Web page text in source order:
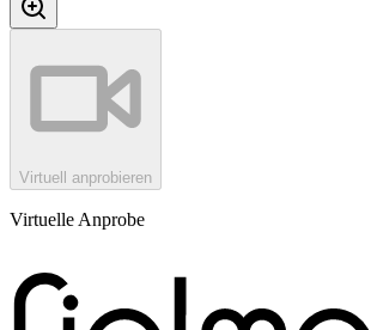
Virtuell anprobieren
Virtuelle Anprobe